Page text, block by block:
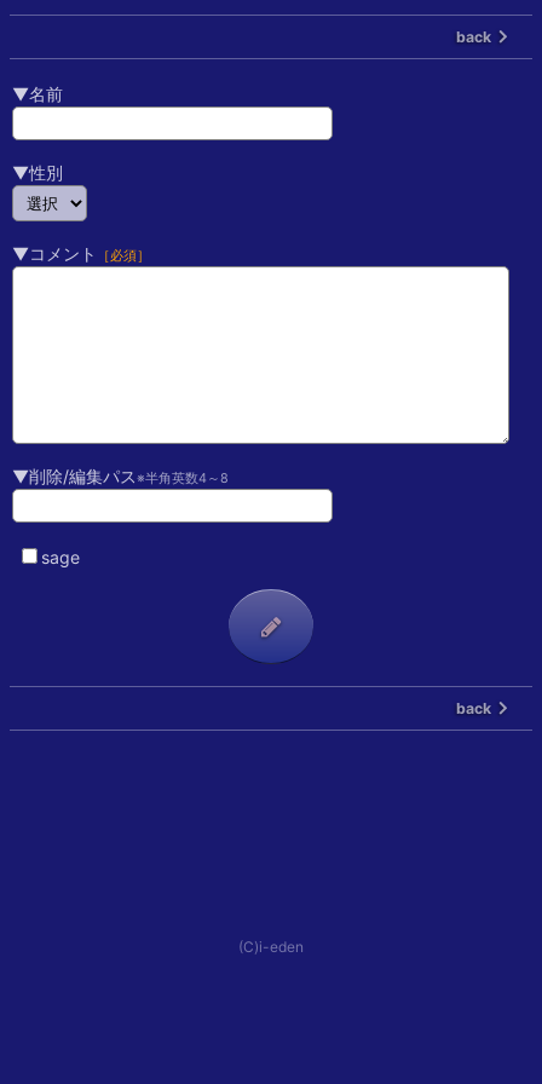
back
▼名前
▼性別
▼コメント ［必須］
▼削除/編集パス※半角英数4～8
sage
back
(C)i-eden